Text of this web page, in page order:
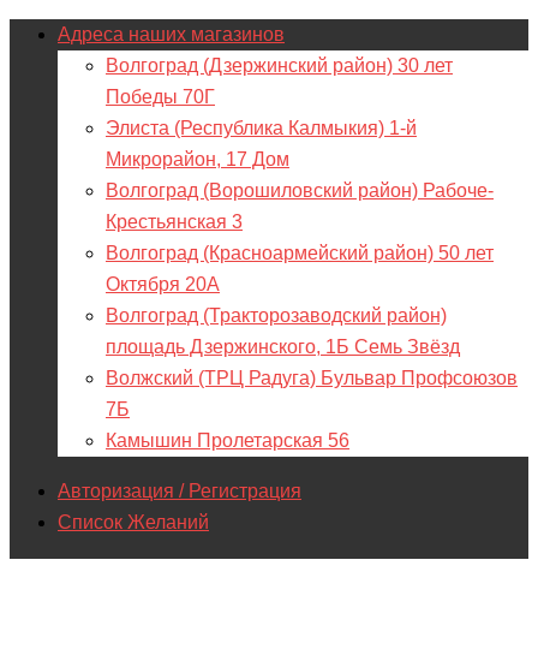
Адреса наших магазинов
Волгоград (Дзержинский район) 30 лет
Победы 70Г
Элиста (Республика Калмыкия) 1-й
Микрорайон, 17 Дом
Волгоград (Ворошиловский район) Рабоче-
Крестьянская 3
Волгоград (Красноармейский район) 50 лет
Октября 20А
Волгоград (Тракторозаводский район)
площадь Дзержинского, 1Б Семь Звёзд
Волжский (ТРЦ Радуга) Бульвар Профсоюзов
7Б
Камышин Пролетарская 56
Авторизация / Регистрация
Список Желаний